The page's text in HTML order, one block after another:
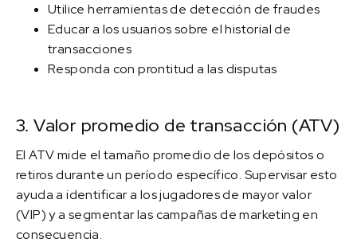
Utilice herramientas de detección de fraudes
Educar a los usuarios sobre el historial de
transacciones
Responda con prontitud a las disputas
3. Valor promedio de transacción (ATV)
El ATV mide el tamaño promedio de los depósitos o
retiros durante un período específico. Supervisar esto
ayuda a identificar a los jugadores de mayor valor
(VIP) y a segmentar las campañas de marketing en
consecuencia.